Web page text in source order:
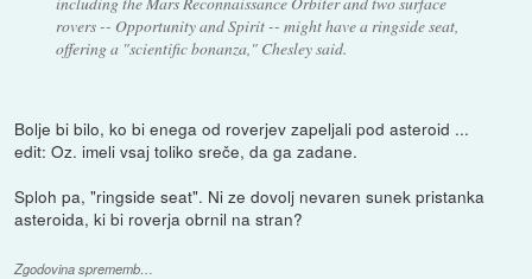
rovers -- Opportunity and Spirit -- might have a ringside seat,
offering a "scientific bonanza," Chesley said.
Bolje bi bilo, ko bi enega od roverjev zapeljali pod asteroid ...
edit: Oz. imeli vsaj toliko sreče, da ga zadane.
Sploh pa, "ringside seat". Ni ze dovolj nevaren sunek pristanka
asteroida, ki bi roverja obrnil na stran?
Zgodovina sprememb…